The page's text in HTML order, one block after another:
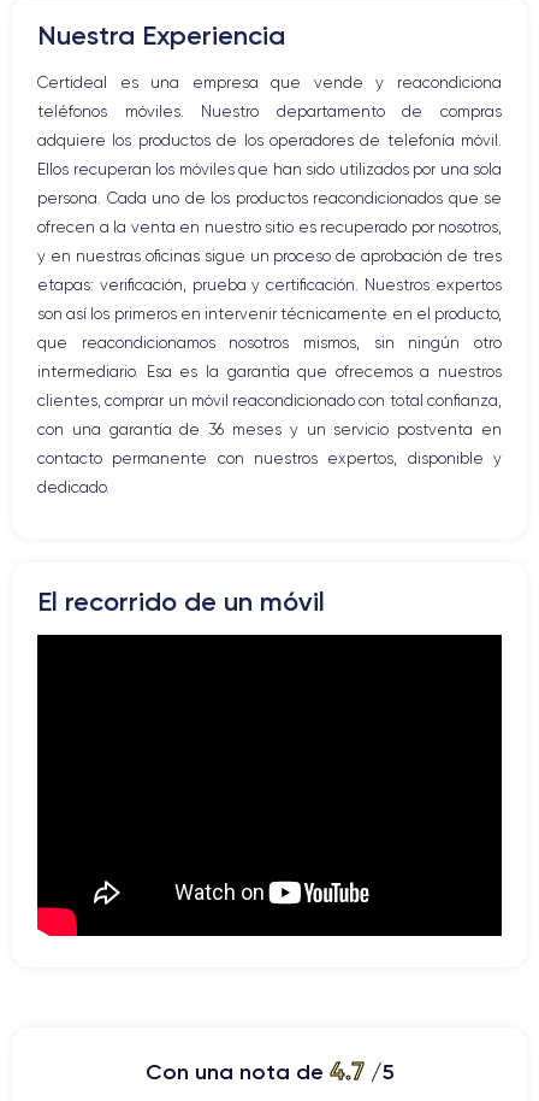
Altavoz
Botón Inicio
Bluetooth
WiFi
Red móvil
Vibración
Conector USB
Nuestra Experiencia
Certideal es una empresa que vende y reacondiciona
teléfonos móviles. Nuestro departamento de compras
adquiere los productos de los operadores de telefonía móvil.
Ellos recuperan los móviles que han sido utilizados por una sola
persona. Cada uno de los productos reacondicionados que se
ofrecen a la venta en nuestro sitio es recuperado por nosotros,
y en nuestras oficinas sigue un proceso de aprobación de tres
etapas: verificación, prueba y certificación. Nuestros expertos
son así los primeros en intervenir técnicamente en el producto,
que reacondicionamos nosotros mismos, sin ningún otro
intermediario. Esa es la garantía que ofrecemos a nuestros
clientes, comprar un móvil reacondicionado con total confianza,
con una garantía de 36 meses y un servicio postventa en
contacto permanente con nuestros expertos, disponible y
dedicado.
El recorrido de un móvil
Con una nota de 4.7/5